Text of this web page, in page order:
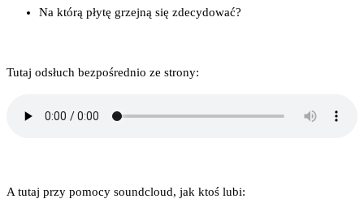
Na któ­rą pły­tę grzej­ną się zdecydować?
Tutaj odsłuch bez­po­śred­nio ze strony:
A tutaj przy pomo­cy soundc­lo­ud, jak ktoś lubi: